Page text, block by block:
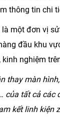
thông tin chi
là một đơn vị
đầu khu
nghiệm
thay màn
của tất cả các
kết linh kiện